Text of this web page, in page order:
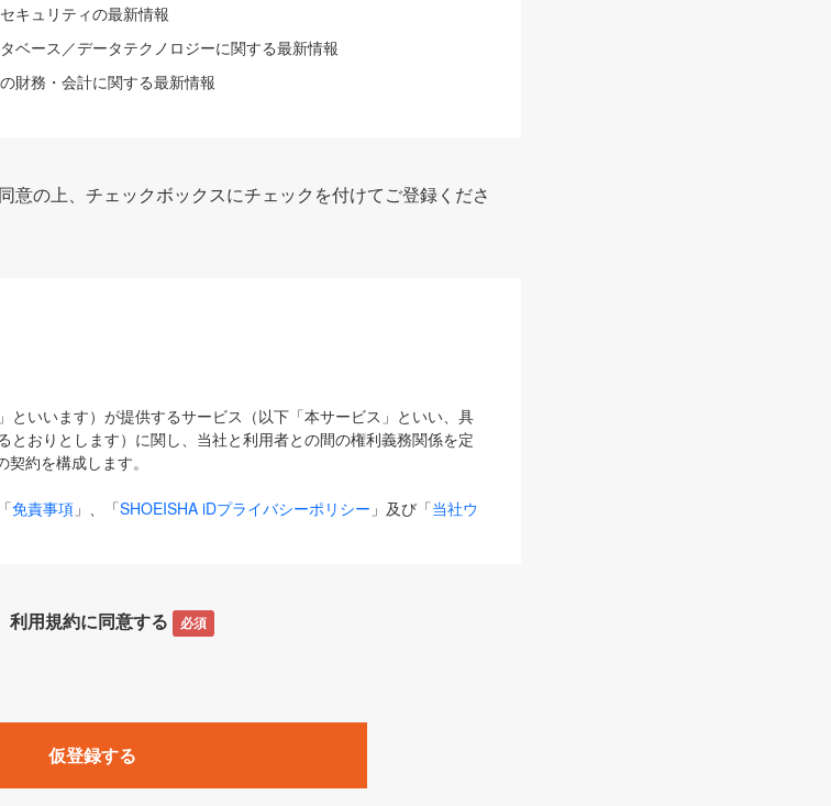
キュリティの最新情報
ベース／データテクノロジーに関する最新情報
財務・会計に関する最新情報
意の上、チェックボックスにチェックを付けてご登録くださ
といいます）が提供するサービス（以下「本サービス」といい、具
とおりとします）に関し、当社と利用者との間の権利義務関係を定
約を構成します。
免責事項 」、「SHOEISHA iDプライバシーポリシー 」及び「当社ウ
します。
のサービス（名称や内容が変更された場合、変更後のサービスを含
実施するイベントやキャンペーンをいいます。
」「EnterpriseZine」「ECzine」「Biz/Zine」「HRzine」
利用規約に同意する 必須
仮登録する